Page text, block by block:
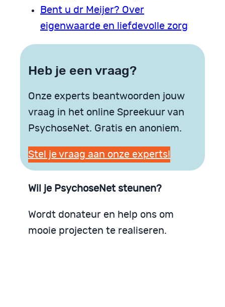
Bent u dr Meijer? Over
eigenwaarde en liefdevolle zorg
Heb je een vraag?
Onze experts beantwoorden jouw
vraag in het online Spreekuur van
PsychoseNet. Gratis en anoniem.
Stel je vraag aan onze experts!
Wil je PsychoseNet steunen?
Wordt donateur en help ons om
mooie projecten te realiseren.